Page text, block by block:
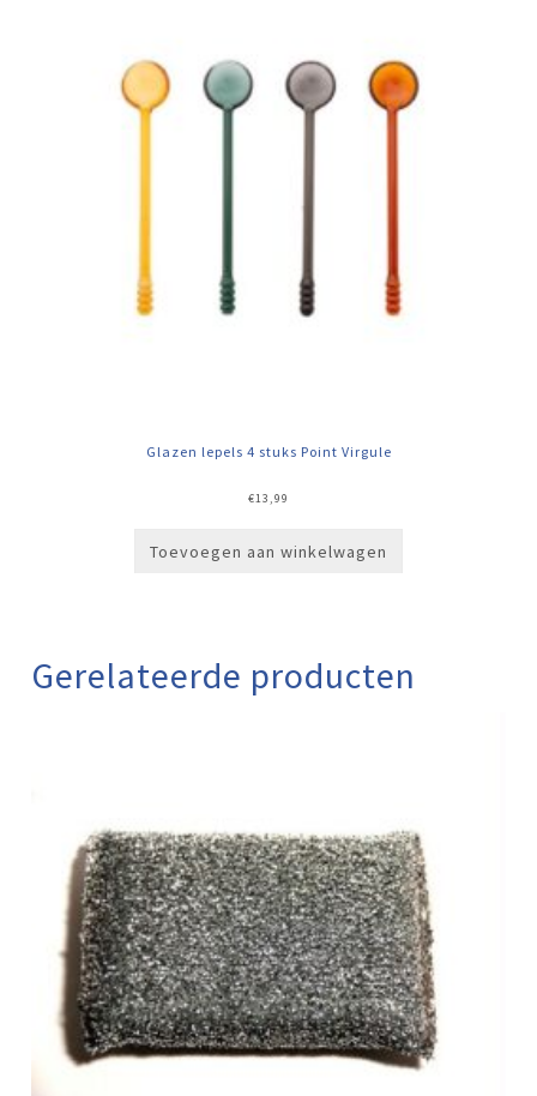
Glazen lepels 4 stuks Point Virgule
€13,99
Toevoegen aan winkelwagen
Gerelateerde producten